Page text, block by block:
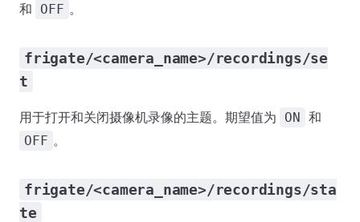
和 OFF 。
frigate/<camera_name>/recordings/se
t
用于打开和关闭摄像机录像的主题。期望值为 ON 和
OFF 。
frigate/<camera_name>/recordings/sta
te